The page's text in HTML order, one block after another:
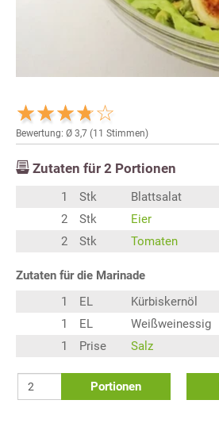
Bewertung: Ø 3,7 (11 Stimmen)
Zutaten für 2 Portionen
1 Stk
Blattsalat
2
Stk
Eier
2
Stk Tomaten
Zutaten für die Marinade
1
EL
Kürbiskernöl
1
EL
Weißweinessig
1
Prise Salz
Portionen